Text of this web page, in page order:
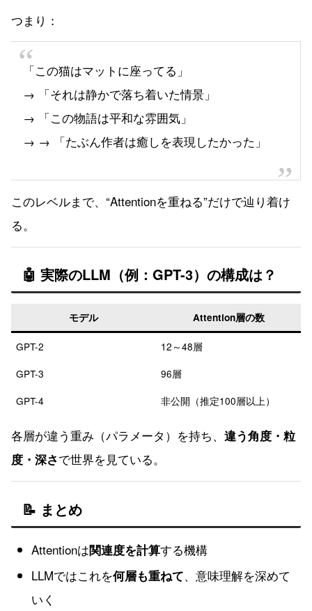
つまり：
「この猫はマットに座ってる」
→ 「それは静かで落ち着いた情景」
→ 「この物語は平和な雰囲気」
→ → 「たぶん作者は癒しを表現したかった」
このレベルまで、“Attentionを重ねる”だけで辿り着け
る。
🤖 実際のLLM（例：GPT-3）の構成は？
モデル Attention層の数
GPT-2
12～48層
GPT-3
96層
GPT-4
非公開（推定100層以上）
各層が違う重み（パラメータ）を持ち、 違う角度・粒
度・深さで世界を見ている。
📝 まとめ
Attentionは関連度を計算する機構
LLMではこれを何層も重ねて、意味理解を深めて
いく